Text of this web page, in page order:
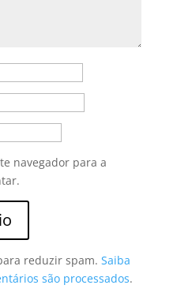
navegador para a
reduzir spam. Saiba
são processados.